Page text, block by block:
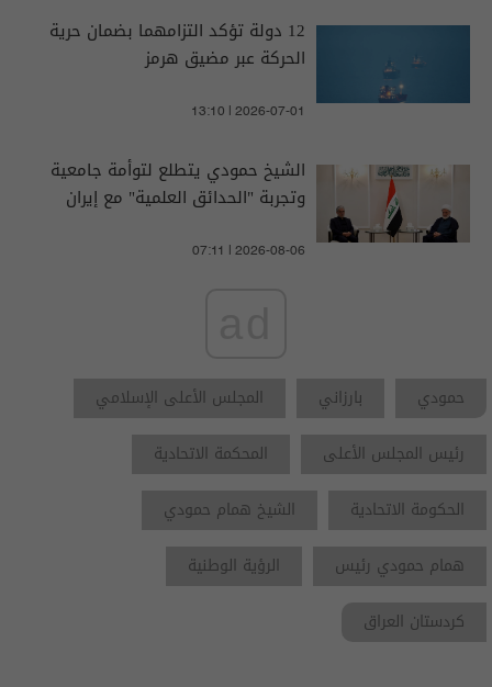
12 دولة تؤكد التزامهما بضمان حرية
الحركة عبر مضيق هرمز
13:10 | 2026-07-01
الشيخ حمودي يتطلع لتوأمة جامعية
وتجربة "الحدائق العلمية" مع إيران
07:11 | 2026-08-06
حمودي بارزاني
المجلس الأعلى الإسلامي
رئيس المجلس الأعلى
المحكمة الاتحادية
الحكومة الاتحادية
الشيخ همام حمودي
همام حمودي رئيس
الرؤية الوطنية
كردستان العراق